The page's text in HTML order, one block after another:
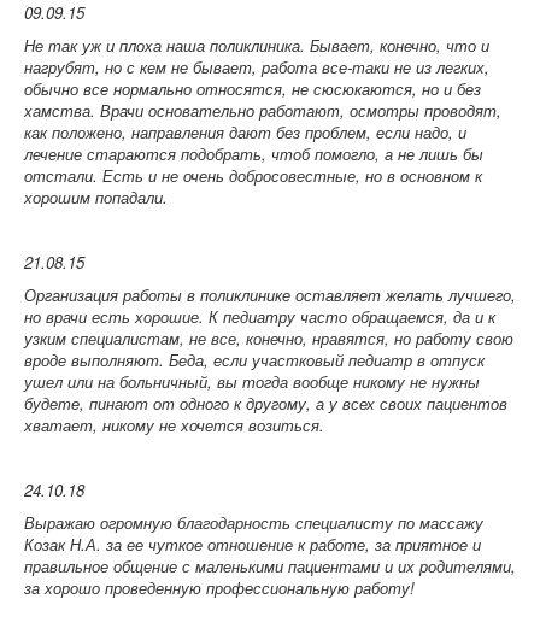
09.09.15
Не так уж и плоха наша поликлиника. Бывает, конечно, что и
нагрубят, но с кем не бывает, работа все-таки не из легких,
обычно все нормально относятся, не сюсюкаются, но и без
хамства. Врачи основательно работают, осмотры проводят,
как положено, направления дают без проблем, если надо, и
лечение стараются подобрать, чтоб помогло, а не лишь бы
отстали. Есть и не очень добросовестные, но в основном к
хорошим попадали.
21.08.15
Организация работы в поликлинике оставляет желать лучшего,
но врачи есть хорошие. К педиатру часто обращаемся, да и к
узким специалистам, не все, конечно, нравятся, но работу свою
вроде выполняют. Беда, если участковый педиатр в отпуск
ушел или на больничный, вы тогда вообще никому не нужны
будете, пинают от одного к другому, а у всех своих пациентов
хватает, никому не хочется возиться.
24.10.18
Выражаю огромную благодарность специалисту по массажу
Козак Н.А. за ее чуткое отношение к работе, за приятное и
правильное общение с маленькими пациентами и их родителями,
за хорошо проведенную профессиональную работу!